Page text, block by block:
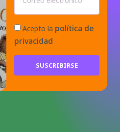
Acepto la política de
privacidad
SUSCRIBIRSE